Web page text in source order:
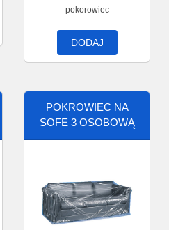
pokorowiec
DODAJ
POKROWIEC NA
SOFE 3 OSOBOWĄ